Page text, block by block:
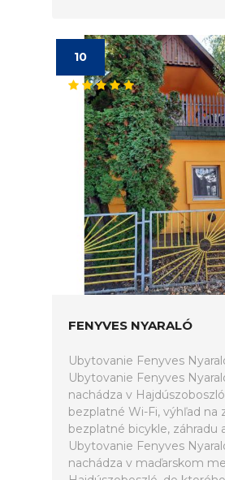
10
FENYVES NYARALÓ
Ubytovanie Fenyves
Ubytovanie Fenyves
nachádza v
bezplatné Wi-Fi, výhľad na
bezplatné bicykle, záhradu
Ubytovanie Fenyves
nachádza v maďarskom